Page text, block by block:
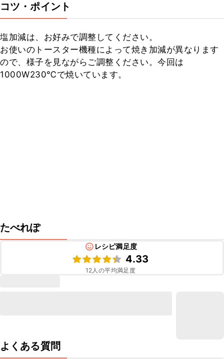
コツ・ポイント
塩加減は、お好みで調整してください。
お使いのトースター機種によって焼き加減が異なります
ので、様子を見ながらご調整ください。今回は
1000W230℃で焼いています。
たべれぽ
レシピ満足度
4.33
12人の平均満足度
よくある質問